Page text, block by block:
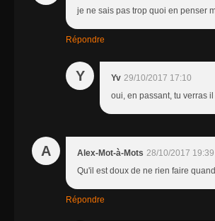
je ne sais pas trop quoi en penser
Répondre
Y Yv 29/10/2017 17:10
oui, en passant, tu verras
A Alex-Mot-à-Mots 28/10/2017 19:39
Qu'il est doux de ne rien faire
Répondre